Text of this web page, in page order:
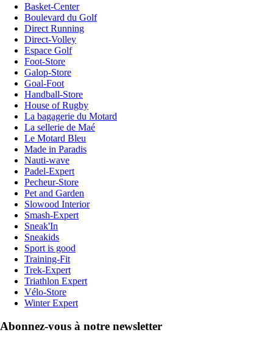
Basket-Center
Boulevard du Golf
Direct Running
Direct-Volley
Espace Golf
Foot-Store
Galop-Store
Goal-Foot
Handball-Store
House of Rugby
La bagagerie du Motard
La sellerie de Maé
Le Motard Bleu
Made in Paradis
Nauti-wave
Padel-Expert
Pecheur-Store
Pet and Garden
Slowood Interior
Smash-Expert
Sneak'In
Sneakids
Sport is good
Training-Fit
Trek-Expert
Triathlon Expert
Vélo-Store
Winter Expert
Abonnez-vous à notre newsletter